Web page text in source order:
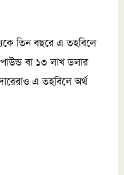
তিন বছরে এ তহবিলে
বা ১৩ লাখ ডলার
এ তহবিলে অর্থ